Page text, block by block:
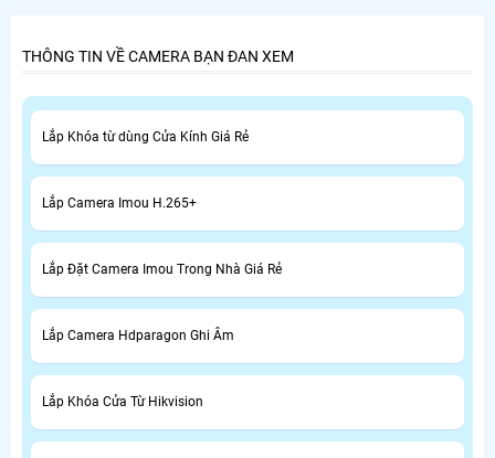
THÔNG TIN VỀ CAMERA BẠN ĐAN XEM
Lắp Khóa từ dùng Cửa Kính Giá Rẻ
Lắp Camera Imou H.265+
Lắp Đặt Camera Imou Trong Nhà Giá Rẻ
Lắp Camera Hdparagon Ghi Âm
Lắp Khóa Cửa Từ Hikvision